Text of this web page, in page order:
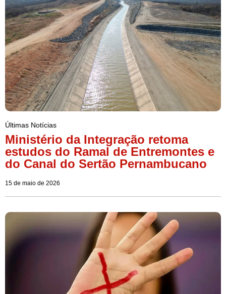
Últimas Notícias
Ministério da Integração retoma
estudos do Ramal de Entremontes e
do Canal do Sertão Pernambucano
15 de maio de 2026